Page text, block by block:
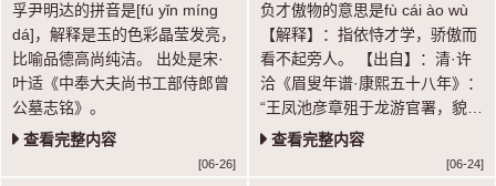
孚尹明达的拼音是[fú yǐn míng
dá]，解释是玉的色彩晶莹发亮，
比喻品德高尚纯洁。 出处是宋·
叶适《中奉大夫尚书工部侍郎曾
公墓志铭》。
查看完整内容
[06-26]
负才傲物的意思是fù cái ào wù
【解释】：指依恃才学，骄傲而
看不起旁人。 【出自】：清·许
洽《眉叟年谱·康熙五十八年》：
“王凤池彦章殂于龙游官署，貌癯
猥琐；陈思洛殂于湖广学院署；
张自服于徽州馆，皆负才傲物者
查看完整内容
[06-24]